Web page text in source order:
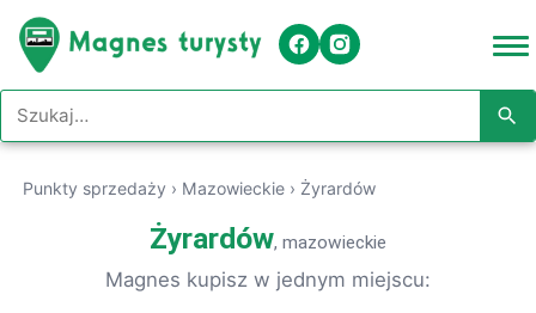
Szukaj w serwisie
Punkty sprzedaży › Mazowieckie › Żyrardów
Żyrardów, mazowieckie
Magnes kupisz w jednym miejscu: